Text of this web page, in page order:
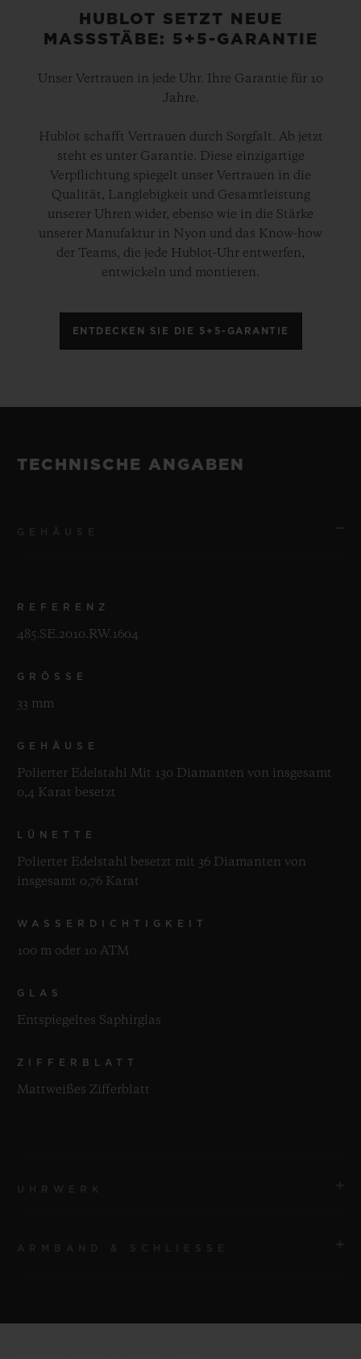
HUBLOT SETZT NEUE
MASSSTÄBE: 5+5-GARANTIE
Unser Vertrauen in jede Uhr. Ihre Garantie für 10
Jahre.
Hublot schafft Vertrauen durch Sorgfalt. Ab jetzt
steht es unter Garantie. Diese einzigartige
Verpflichtung spiegelt unser Vertrauen in die
Qualität, Langlebigkeit und Gesamtleistung
unserer Uhren wider, ebenso wie in die Stärke
unserer Manufaktur in Nyon und das Know-how
der Teams, die jede Hublot-Uhr entwerfen,
entwickeln und montieren.
ENTDECKEN SIE DIE 5+5-GARANTIE
TECHNISCHE ANGABEN
REFERENZ
485.SE.2010.RW.1604
GRÖSSE
33 mm
GEHÄUSE
Polierter Edelstahl Mit 130 Diamanten von insgesamt
0,4 Karat besetzt
LÜNETTE
Polierter Edelstahl besetzt mit 36 Diamanten von
insgesamt 0,76 Karat
WASSERDICHTIGKEIT
100 m oder 10 ATM
GLAS
Entspiegeltes Saphirglas
ZIFFERBLATT
Mattweißes Zifferblatt
ARMBAND